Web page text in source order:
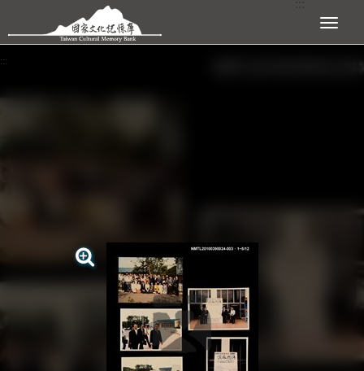
跳到主要內容區塊 展開選單
:::